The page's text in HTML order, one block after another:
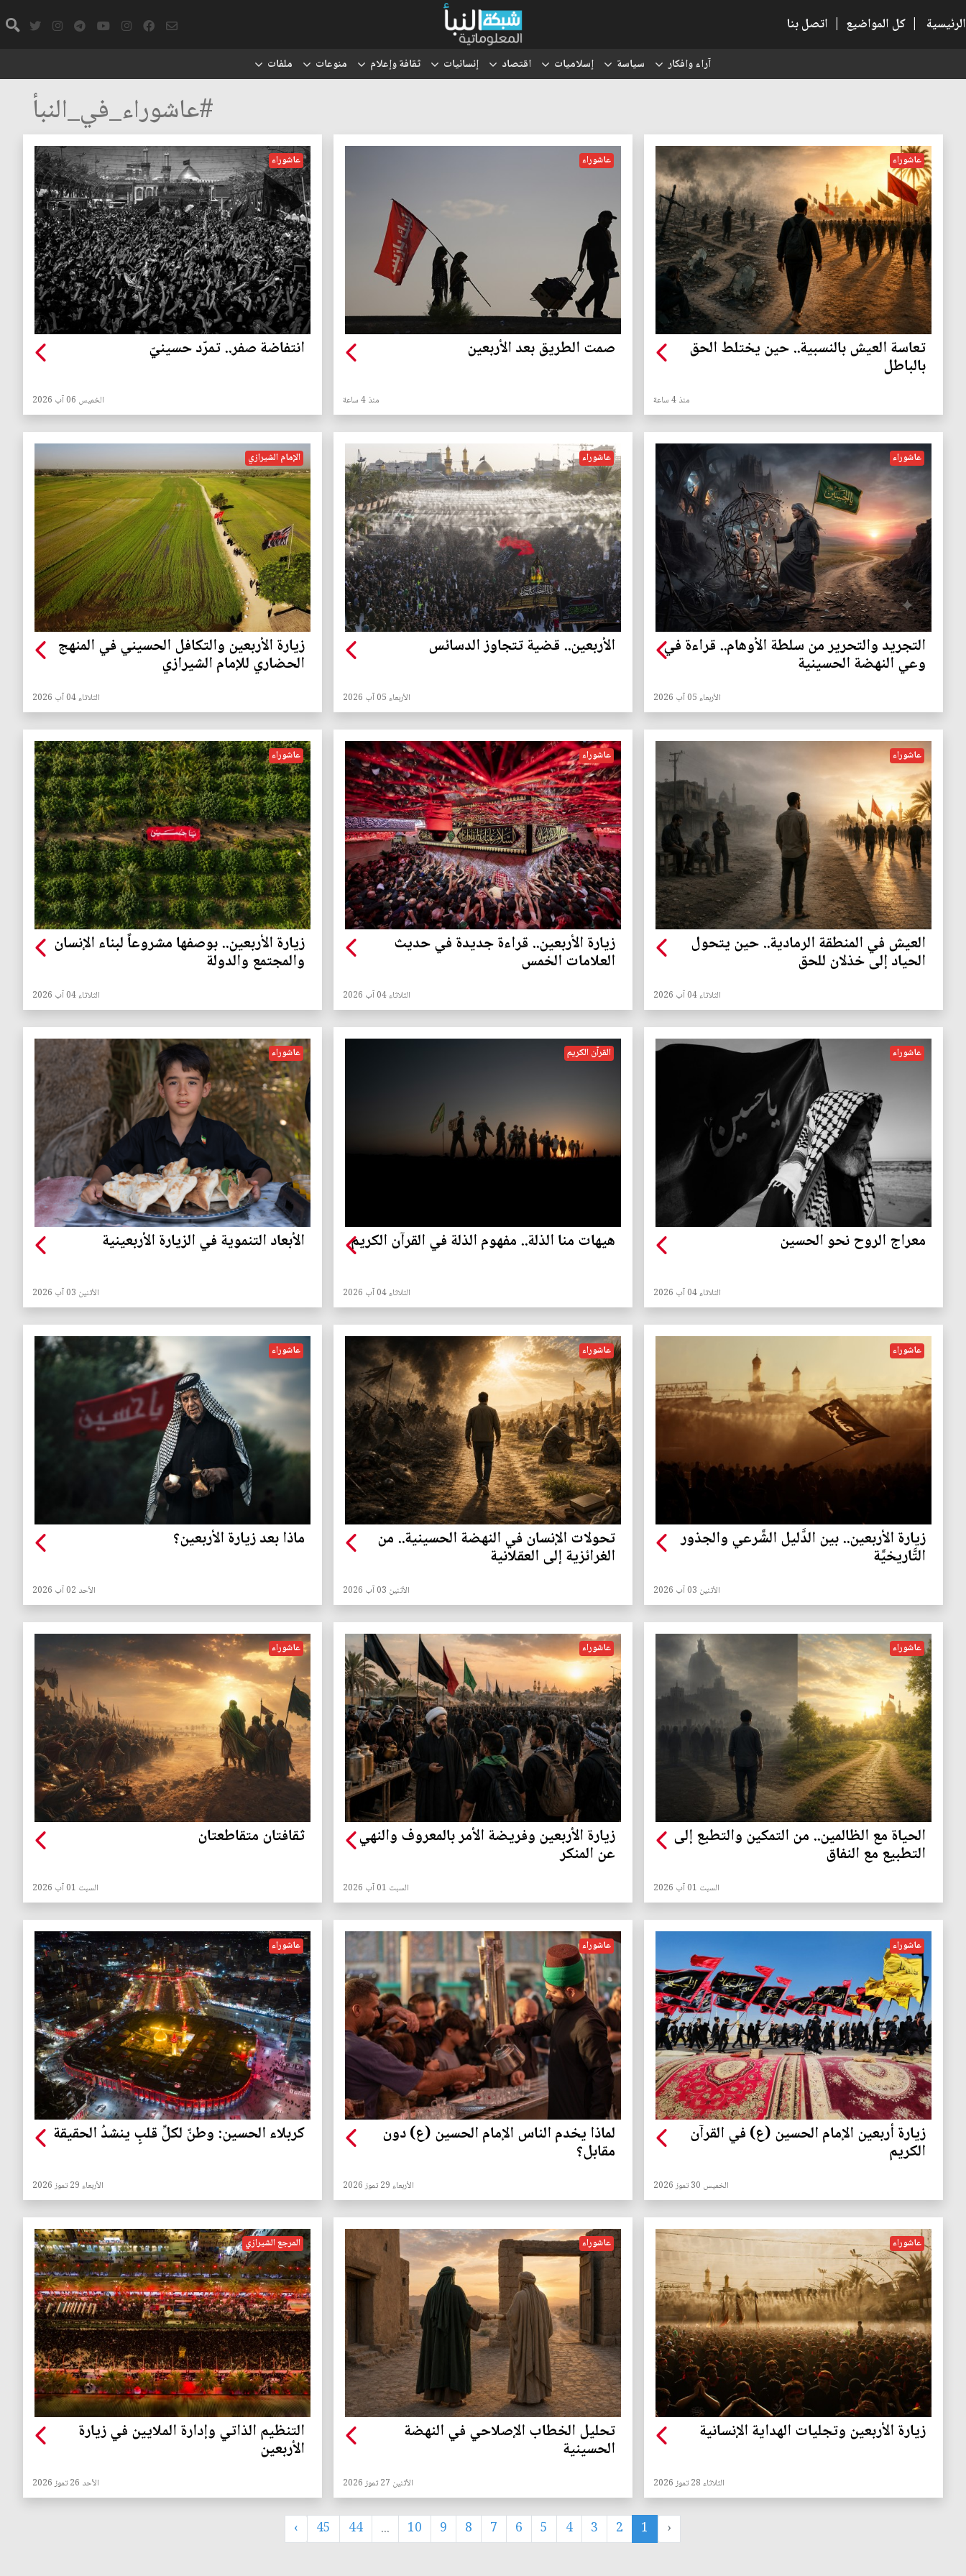
الرئيسية | كل المواضيع | اتصل بنا
آراء وافكار سياسة إسلاميات اقتصاد إنسانيات ثقافة وإعلام منوعات ملفات
#عاشوراء_في_النبأ
عاشوراء
تعاسة العيش بالنسبية.. حين يختلط الحق
بالباطل
منذ 4 ساعة
عاشوراء
صمت الطريق بعد الأربعين
منذ 4 ساعة
عاشوراء
انتفاضة صفر.. تمرّد حسينيّ
الخميس 06 آب 2026
عاشوراء
التجريد والتحرير من سلطة الأوهام.. قراءة في
وعي النهضة الحسينية
الأربعاء 05 آب 2026
عاشوراء
الأربعين.. قضية تتجاوز الدسائس
الأربعاء 05 آب 2026
الإمام الشيرازي
زيارة الأربعين والتكافل الحسيني في المنهج
الحضاري للإمام الشيرازي
الثلاثاء 04 آب 2026
عاشوراء
العيش في المنطقة الرمادية.. حين يتحول
الحياد إلى خذلان للحق
الثلاثاء 04 آب 2026
عاشوراء
زيارة الأربعين.. قراءة جديدة في حديث
العلامات الخمس
الثلاثاء 04 آب 2026
عاشوراء
زيارة الأربعين.. بوصفها مشروعاً لبناء الإنسان
والمجتمع والدولة
الثلاثاء 04 آب 2026
عاشوراء
معراج الروح نحو الحسين
الثلاثاء 04 آب 2026
القرآن الكريم
هيهات منا الذلة.. مفهوم الذلة في القرآن الكريم
الثلاثاء 04 آب 2026
عاشوراء
الأبعاد التنموية في الزيارة الأربعينية
الأثنين 03 آب 2026
عاشوراء
زيارة الأربعين.. بين الدَّليل الشَّرعي والجذور
التَّاريخيَّة
الأثنين 03 آب 2026
عاشوراء
تحولات الإنسان في النهضة الحسينية.. من
الغرائزية إلى العقلانية
الأثنين 03 آب 2026
عاشوراء
ماذا بعد زيارة الأربعين؟
الأحد 02 آب 2026
عاشوراء
الحياة مع الظالمين.. من التمكين والتطبع إلى
التطبيع مع النفاق
السبت 01 آب 2026
عاشوراء
زيارة الأربعين وفريضة الأمر بالمعروف والنهي
عن المنكر
السبت 01 آب 2026
عاشوراء
ثقافتان متقاطعتان
السبت 01 آب 2026
عاشوراء
زيارة أربعين الإمام الحسين (ع) في القرآن
الكريم
الخميس 30 تموز 2026
عاشوراء
لماذا يخدم الناس الإمام الحسين (ع) دون
مقابل؟
الأربعاء 29 تموز 2026
عاشوراء
كربلاء الحسين: وطنٌ لكلِّ قلبٍ ينشدُ الحقيقة
الأربعاء 29 تموز 2026
عاشوراء
زيارة الأربعين وتجليات الهداية الإنسانية
الثلاثاء 28 تموز 2026
عاشوراء
تحليل الخطاب الإصلاحي في النهضة
الحسينية
الأثنين 27 تموز 2026
المرجع الشيرازي
التنظيم الذاتي وإدارة الملايين في زيارة
الأربعين
الأحد 26 تموز 2026
‹
1
2
3
4
5
6
7
8
9
10
...
44
45
›